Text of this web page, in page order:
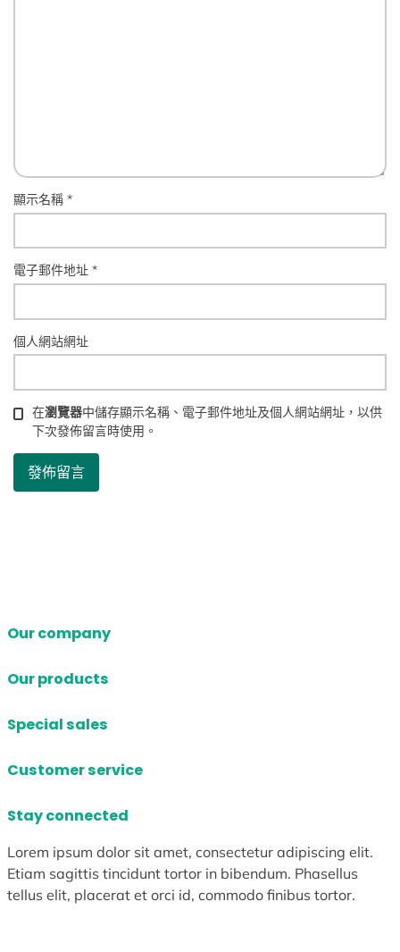
顯示名稱*
電子郵件地址*
個人網站網址
在瀏覽器中儲存顯示名稱、電子郵件地址及個人網站網址，以供
下次發佈留言時使用。
Our company
Our products
Special sales
Customer service
Stay connected
Lorem ipsum dolor sit amet, consectetur adipiscing elit.
Etiam sagittis tincidunt tortor in bibendum. Phasellus
tellus elit, placerat et orci id, commodo finibus tortor.